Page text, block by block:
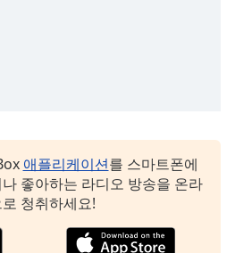
애플리케이션를 스마트폰에
좋아하는 라디오 방송을 온라
청취하세요!